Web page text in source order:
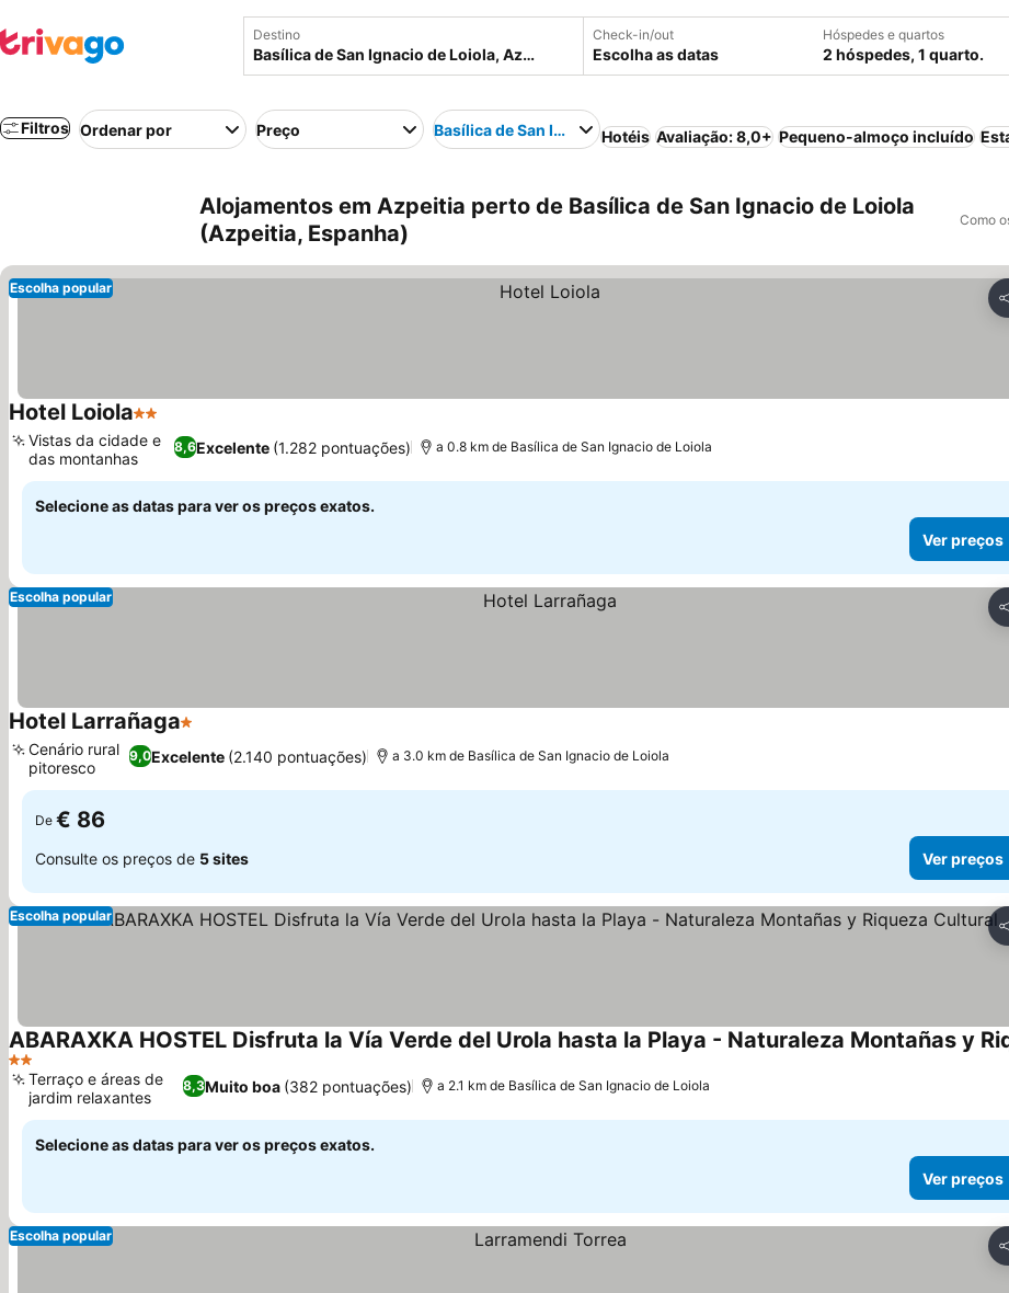
Destino Check-in/out
Escolha as datas
Hóspedes e quartos
2 hóspedes, 1 quarto.
Filtros Ordenar por Preço Basílica de San Ignacio de Loiola
Hotéis Avaliação: 8,0+ Pequeno-almoço incluído
Alojamentos em Azpeitia perto de Basílica de San Ignacio de Loiola
(Azpeitia, Espanha)
Como
Escolha popular
Hotel Loiola2 Estrelas
8,6Excelente (1.282 pontuações)
Vistas da cidade e
das montanhas
a 0.8 km de Basílica de San Ignacio de Loiola
Selecione as datas para ver os preços exatos.
Ver preços
Escolha popular
Hotel Larrañaga1 Estrelas
9,0Excelente (2.140 pontuações)
Cenário rural
pitoresco
a 3.0 km de Basílica de San Ignacio de Loiola
De € 86
Consulte os preços de 5 sites Ver preços
Escolha popular
2 Estrelas
8,3Muito boa (382 pontuações)
Terraço e áreas de
jardim relaxantes
a 2.1 km de Basílica de San Ignacio de Loiola
Selecione as datas para ver os preços exatos.
Ver preços
Escolha popular